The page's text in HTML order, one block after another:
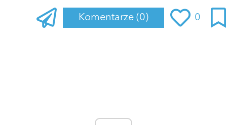
Komentarze (0) 0